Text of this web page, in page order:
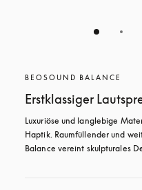
BEOSOUND BALANCE
Erstklassiger
Luxuriöse und langlebige
Haptik. Raumfüllender und
Balance vereint skulpturales